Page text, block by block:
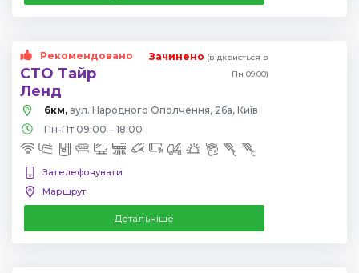
Рекомендовано
СТО Тайр
Ленд
Зачинено (відкриється в
Пн 09:00)
6км, вул. Народного Ополчення, 26а, Київ
Пн-Пт 09:00 – 18:00
Зателефонувати
Маршрут
Детальніше